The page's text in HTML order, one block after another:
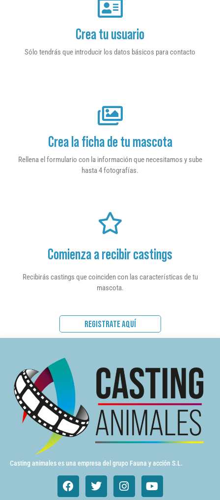
Crea tu usuario
Sólo tendrás que introducir los datos básicos para contacto
Crea la ficha de tu mascota
Rellena el formulario con la información que necesitamos y sube
hasta 4 fotografías.
Comienza a recibir castings
Recibirás castings que coinciden con las características de tu
mascota.
REGISTRATE AQUÍ
Casting animales es una empresa del grupo Fauna y acción S.L.